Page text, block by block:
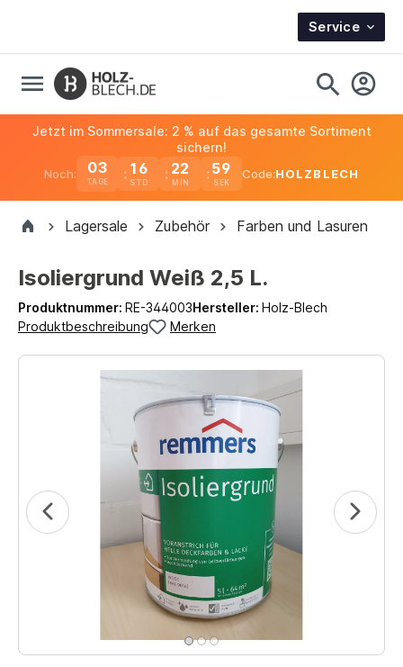
Service
Noch: 03
TAGE
16 22 59
Jetzt im Sommersale: 2 % auf das gesamte Sortiment
sichern!
Code:HOLZBLECH
Lagersale Zubehör Farben und Lasuren
Isoliergrund Weiß 2,5 L.
Produktnummer: RE-344003Hersteller: Holz-Blech
Produktbeschreibung
Merken